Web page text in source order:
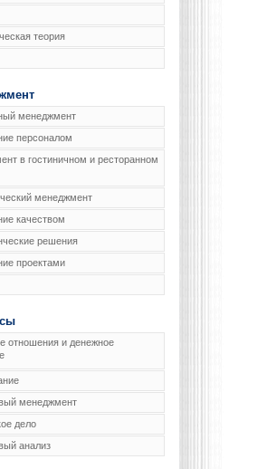
теория
менеджмент
персоналом
в гостиничном и ресторанном
менеджмент
качеством
решения
проектами
отношения и денежное
менеджмент
дело
анализ